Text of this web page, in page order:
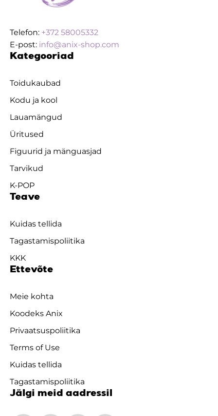
Telefon: +372 58005332
E-post: info@anix-shop.com
Kategooriad
Toidukaubad
Kodu ja kool
Lauamängud
Üritused
Figuurid ja mänguasjad
Tarvikud
K-POP
Teave
Kuidas tellida
Tagastamispoliitika
KKK
Ettevõte
Meie kohta
Koodeks Anix
Privaatsuspoliitika
Terms of Use
Kuidas tellida
Tagastamispoliitika
Jälgi meid aadressil